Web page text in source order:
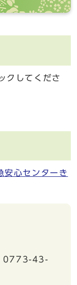
クしてくださ
心センターき
0773-43-